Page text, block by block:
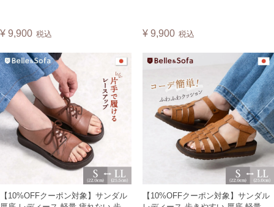
¥ 9,900 税込 ¥ 9,900 税込
【10%OFFクーポン対象】サンダル
【10%OFFクーポン対象】サンダル